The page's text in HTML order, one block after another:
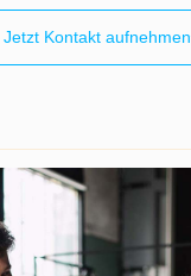
Jetzt Kontakt aufnehmen